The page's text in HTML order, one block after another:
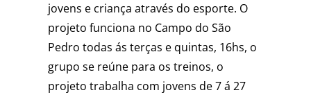
jovens e criança através do esporte. O
projeto funciona no Campo do São
Pedro todas ás terças e quintas, 16hs, o
grupo se reúne para os treinos, o
projeto trabalha com jovens de 7 á 27